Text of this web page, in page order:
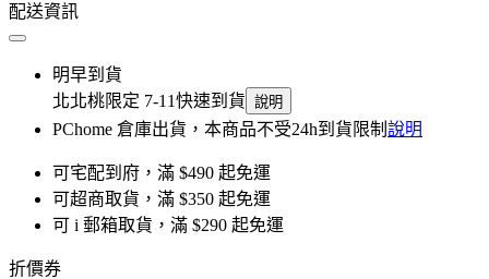
配送資訊
明早到貨
北北桃限定 7-11快速到貨 說明
PChome 倉庫出貨，本商品不受24h到貨限制 說明
可宅配到府，滿 $490 起免運
可超商取貨，滿 $350 起免運
可 i 郵箱取貨，滿 $290 起免運
折價券